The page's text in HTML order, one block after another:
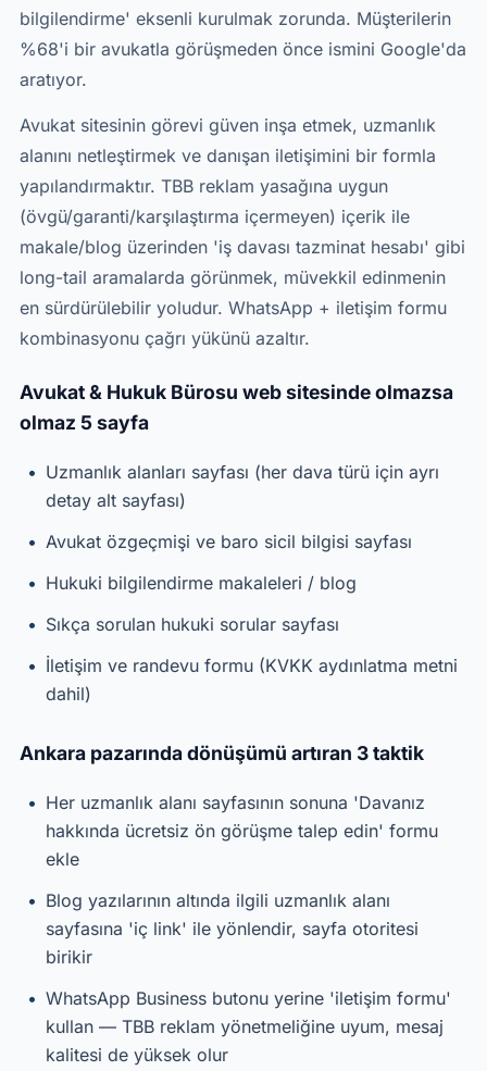
bilgilendirme' eksenli kurulmak zorunda. Müşterilerin
%68'i bir avukatla görüşmeden önce ismini Google'da
aratıyor.
Avukat sitesinin görevi güven inşa etmek, uzmanlık
alanını netleştirmek ve danışan iletişimini bir formla
yapılandırmaktır. TBB reklam yasağına uygun
(övgü/garanti/karşılaştırma içermeyen) içerik ile
makale/blog üzerinden 'iş davası tazminat hesabı' gibi
long-tail aramalarda görünmek, müvekkil edinmenin
en sürdürülebilir yoludur. WhatsApp + iletişim formu
kombinasyonu çağrı yükünü azaltır.
Avukat & Hukuk Bürosu web sitesinde olmazsa
olmaz 5 sayfa
Uzmanlık alanları sayfası (her dava türü için ayrı
detay alt sayfası)
Avukat özgeçmişi ve baro sicil bilgisi sayfası
Hukuki bilgilendirme makaleleri / blog
Sıkça sorulan hukuki sorular sayfası
İletişim ve randevu formu (KVKK aydınlatma metni
dahil)
Ankara pazarında dönüşümü artıran 3 taktik
Her uzmanlık alanı sayfasının sonuna 'Davanız
hakkında ücretsiz ön görüşme talep edin' formu
ekle
Blog yazılarının altında ilgili uzmanlık alanı
sayfasına 'iç link' ile yönlendir, sayfa otoritesi
birikir
WhatsApp Business butonu yerine 'iletişim formu'
kullan — TBB reklam yönetmeliğine uyum, mesaj
kalitesi de yüksek olur